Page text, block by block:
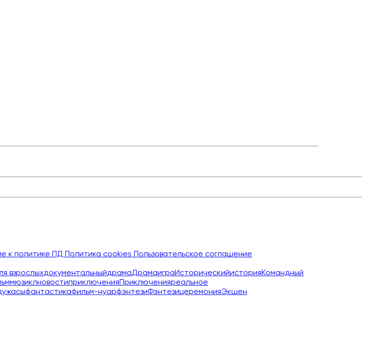
к политике ПД Политика cookies Пользовательское соглашение
взрослыхдокументальныйдрамаДрамаиграИсторическийисторияКомандный
мюзиклновостиприключенияПриключенияреальное
ужасыфантастикафильм-нуарфэнтезиФэнтезицеремонияЭкшен